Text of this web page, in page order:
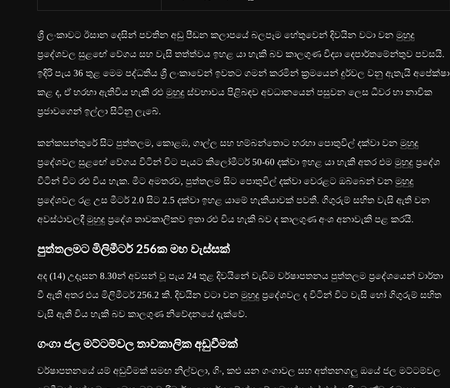
ශ්‍රී ලංකාවට ඊසාන දෙසින් පවතින අඩු පීඩන කලාපයේ බලපෑම හේතුවෙන් දිවයින වටා වන මුහුදු
ප්‍රදේශවල සුළඟේ වේගය සහ වැසි තත්ත්වය ඉහළ යා හැකි බව කාලගුණ විද්‍යා දෙපාර්තමේන්තුව පවසයි.
ඉදිරි පැය 36 තුළ මෙම පද්ධතිය ශ්‍රී ලංකාවෙන් ඉවතට ගමන් කරමින් ක්‍රමයෙන් දුර්වල වනු ඇතැයි අපේක්ෂා
කළ ද, ඒ හරහා ඇතිවිය හැකි රළු මුහුදු ස්වභාවය පිළිබඳව අවධානයෙන් පසුවන ලෙස ධීවර හා නාවික
ප්‍රජාවගෙන් ඉල්ලා සිටිනු ලැබේ.
කන්කසන්තුරේ සිට පුත්තලම, කොළඹ, ගාල්ල සහ හම්බන්තොට හරහා පොතුවිල් දක්වා වන මුහුදු
ප්‍රදේශවල සුළඟේ වේගය විටින් විට පැයට කිලෝමීටර් 50-60 දක්වා ඉහළ යා හැකි අතර එම මුහුදු ප්‍රදේශ
විටින් විට රළු විය හැක. මීට අමතරව, පුත්තලම සිට පොතුවිල් දක්වා වෙරළට ඔබ්බෙන් වන මුහුදු
ප්‍රදේශවල රළ උස මීටර් 2.0 සිට 2.5 දක්වා ඉහළ යාමේ හැකියාවක් පවතී. ගිගුරුම් සහිත වැසි ඇති වන
අවස්ථාවලදී මුහුදු ප්‍රදේශ තාවකාලිකව ඉතා රළු විය හැකි බව ද කාලගුණ අංශ අනාවැකි පළ කරයි.
පුත්තලමට මිලිමීටර් 256ක මහ වැස්සක්
අද (14) උදෑසන 8.30න් අවසන් වූ පැය 24 තුළ දිවයිනේ වැඩිම වර්ෂාපතනය පුත්තලම ප්‍රදේශයෙන් වාර්තා
වී ඇති අතර එය මිලිමීටර් 256.2 කි. දිවයින වටා වන මුහුදු ප්‍රදේශවල ද විටින් විට වැසි හෝ ගිගුරුම් සහිත
වැසි ඇති විය හැකි බව කාලගුණ නිවේදනයේ දැක්වේ.
ගංගා ජල මට්ටම්වල තාවකාලික අඩුවීමක්
වර්ෂාපතනයේ යම් අඩුවීමක් සමඟ නිල්වලා, ගිං, කළු යන ගංගාවල සහ අත්තනගලු ඔයේ ජල මට්ටම්වල